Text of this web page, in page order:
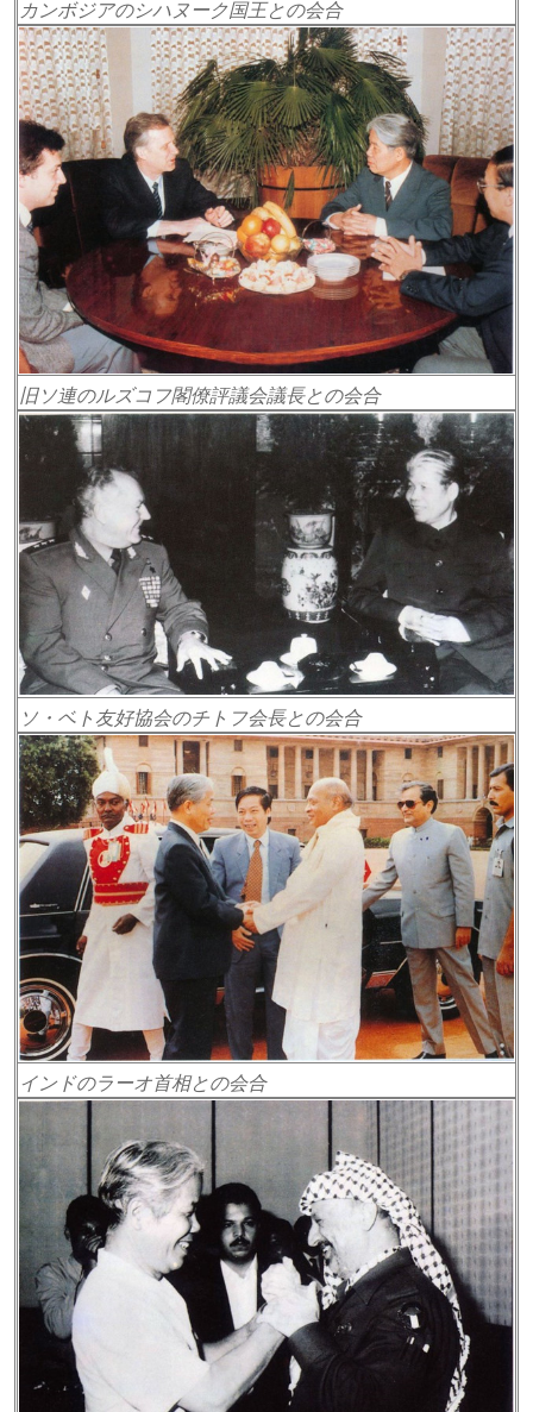
カンボジアのシハヌーク国王との会合
旧ソ連のルズコフ閣僚評議会議長との会合
ソ・ベト友好協会のチトフ会長との会合
インドのラーオ首相との会合